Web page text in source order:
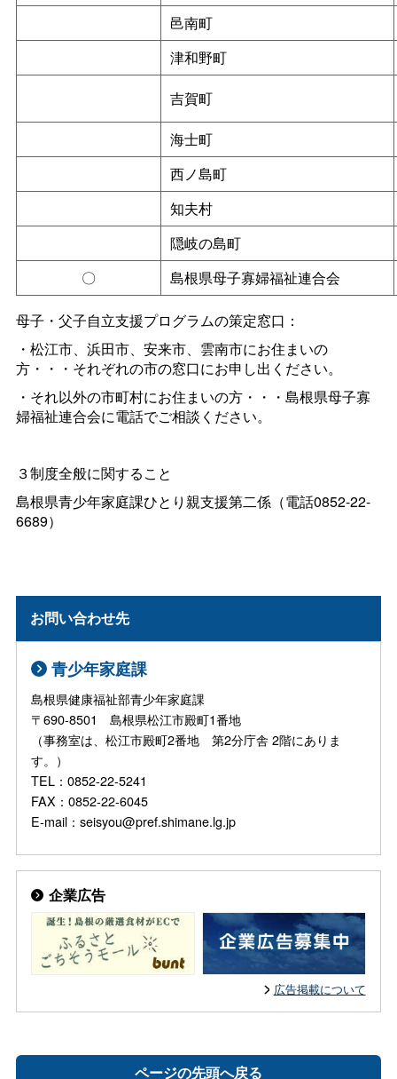
邑南町
津和野町
吉賀町
海士町
西ノ島町
知夫村
隠岐の島町
〇
島根県母子寡婦福祉連合会
母子・父子自立支援プログラムの策定窓口：
・松江市、浜田市、安来市、雲南市にお住まいの
方・・・それぞれの市の窓口にお申し出ください。
・それ以外の市町村にお住まいの方・・・島根県母子寡
婦福祉連合会に電話でご相談ください。
３制度全般に関すること
島根県青少年家庭課ひとり親支援第二係（電話0852-22-
6689）
お問い合わせ先
青少年家庭課
島根県健康福祉部青少年家庭課
〒690-8501 島根県松江市殿町1番地
（事務室は、松江市殿町2番地 第2分庁舎 2階にありま
す。）
TEL：0852-22-5241
FAX：0852-22-6045
E-mail：seisyou@pref.shimane.lg.jp
企業広告
広告掲載について
ページの先頭へ戻る